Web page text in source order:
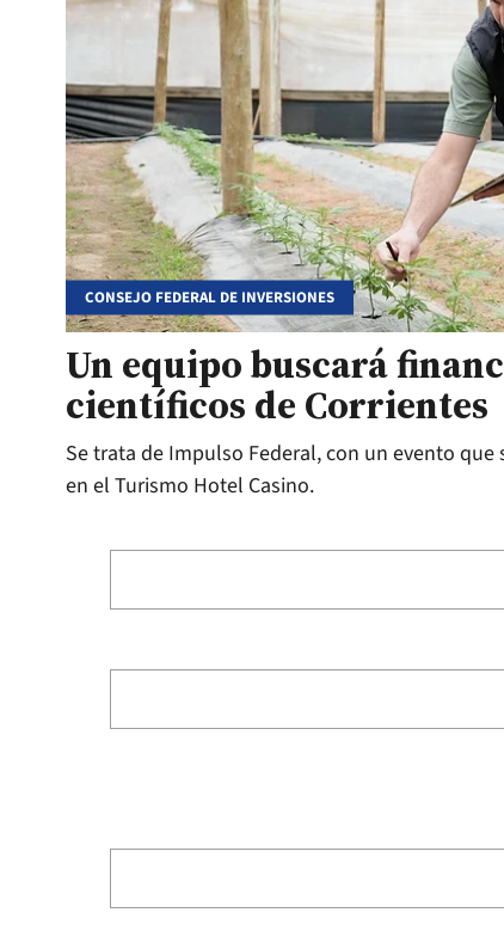
CONSEJO FEDERAL DE INVERSIONES
Un equipo buscará
científicos de Corrientes
Se trata de Impulso Federal, con un evento
en el Turismo Hotel Casino.